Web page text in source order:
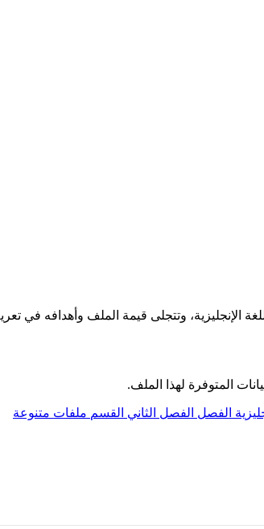
الإنجليزية، وتتجلى قيمة الملف وأهدافه في
المتوفرة لهذا الملف.
الفصل الفصل الثاني القسم ملفات متنوعة